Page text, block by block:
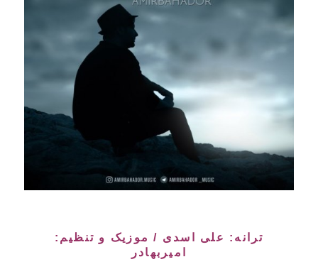
ترانه: علی اسدی / موزیک و تنظیم:
امیربهادر